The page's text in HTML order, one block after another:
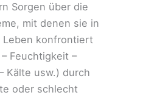
Sorgen über die
mit denen sie in
Leben konfrontiert
Feuchtigkeit –
Kälte usw.) durch
oder schlecht